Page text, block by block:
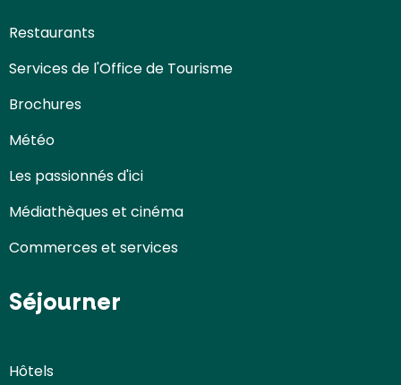
Restaurants
Services de l'Office de Tourisme
Brochures
Météo
Les passionnés d'ici
Médiathèques et cinéma
Commerces et services
Séjourner
Hôtels